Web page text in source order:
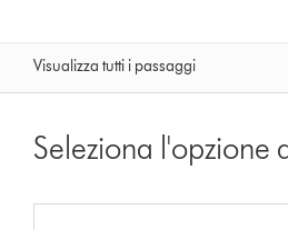
Visualizza tutti i passaggi
Seleziona l'opzione